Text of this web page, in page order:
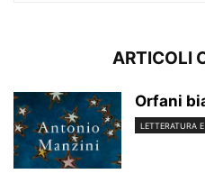
ARTICOLI
Orfani
LETTERATURA